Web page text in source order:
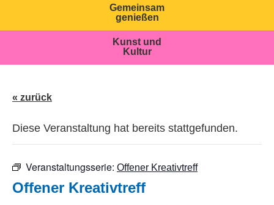
Gemeinsam
genießen
Kunst und
Kultur
« zurück
Diese Veranstaltung hat bereits stattgefunden.
Veranstaltungsserie: Offener Kreativtreff
Offener Kreativtreff